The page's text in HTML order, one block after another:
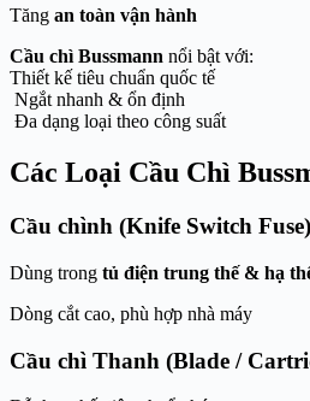
Tăng an toàn vận hành
Cầu chì Bussmann nổi bật với:
Thiết kế tiêu chuẩn quốc tế
Ngắt nhanh & ổn định
Đa dạng loại theo công suất
Các Loại Cầu Chì
Cầu chình (Knife Switch Fuse)
Dùng trong tủ điện trung thế & hạ
Dòng cắt cao, phù hợp nhà máy
Cầu chì Thanh (Blade /